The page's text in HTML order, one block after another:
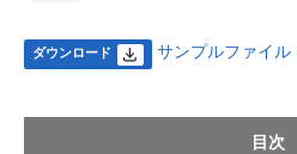
ダウンロード サンプルファイル
目次